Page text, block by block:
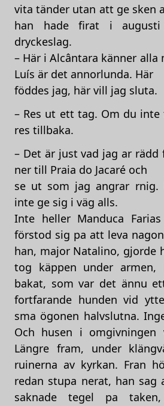
vita tänder utan att ge sken
han hade firat i
dryckeslag.
– Här i Alcântara känner alla
Luís är det annorlunda. Här
föddes jag, här vill jag sluta.
– Res ut ett tag. Om du
res tillbaka.
– Det är just vad jag ar rädd
ner till Praia do Jacaré och
se ut som jag angrar
inte ge sig i väg alls.
Inte heller Manduca
förstod sig pa att leva
han, major Natalino, gjorde
tog käppen under armen,
bakat, som var det ännu
fortfarande hunden vid
sma ögonen halvslutna.
Och husen i omgivningen
Längre fram, under
ruinerna av kyrkan. Fran
redan stupa nerat, han sag
saknade tegel pa